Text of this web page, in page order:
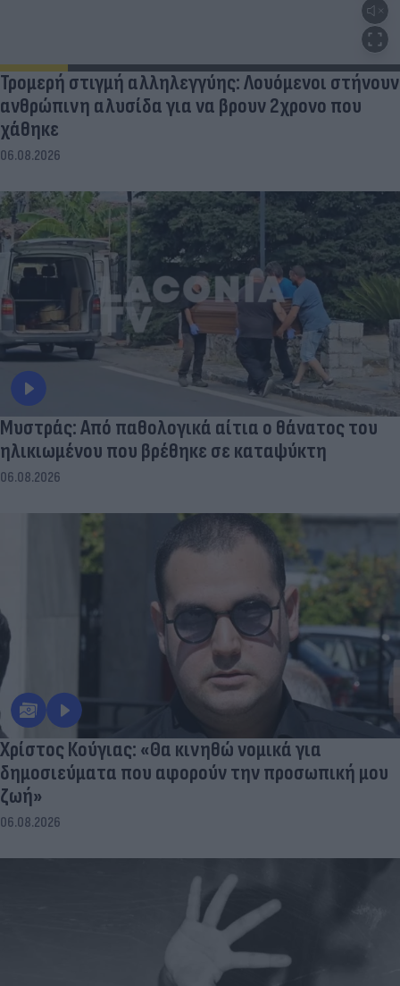
Τρομερή στιγμή αλληλεγγύης: Λουόμενοι στήνουν
ανθρώπινη αλυσίδα για να βρουν 2χρονο που
χάθηκε
06.08.2026
Μυστράς: Από παθολογικά αίτια ο θάνατος του
ηλικιωμένου που βρέθηκε σε καταψύκτη
06.08.2026
Χρίστος Κούγιας: «Θα κινηθώ νομικά για
δημοσιεύματα που αφορούν την προσωπική μου
ζωή»
06.08.2026